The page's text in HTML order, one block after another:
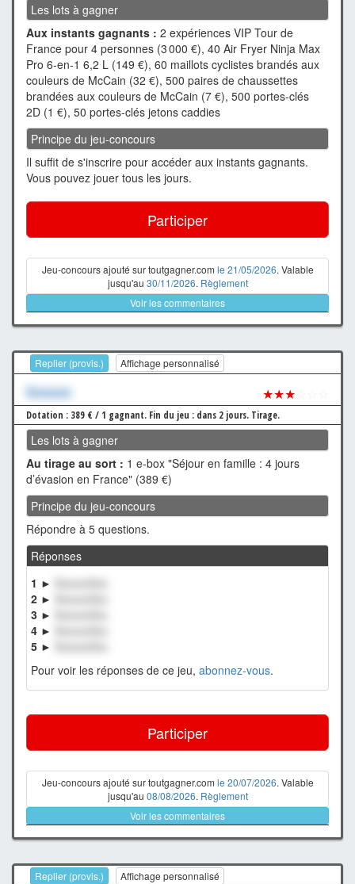
Les lots à gagner
Aux instants gagnants : 2 expériences VIP Tour de
France pour 4 personnes (3 000 €), 40 Air Fryer Ninja Max
Pro 6-en-1 6,2 L (149 €), 60 maillots cyclistes brandés aux
couleurs de McCain (32 €), 500 paires de chaussettes
brandées aux couleurs de McCain (7 €), 500 portes-clés
2D (1 €), 50 portes-clés jetons caddies
Principe du jeu-concours
Il suffit de s'inscrire pour accéder aux instants gagnants.
Vous pouvez jouer tous les jours.
Participer
Jeu-concours ajouté sur toutgagner.com le 21/05/2026. Valable
jusqu'au 30/11/2026. Règlement
Voir les commentaires
Replier (provis.) Affichage personnalisé
Xxxxxxx ★★★
Dotation : 389 € / 1 gagnant. Fin du jeu : dans 2 jours. Tirage.
Les lots à gagner
Au tirage au sort : 1 e-box "Séjour en famille : 4 jours
d’évasion en France" (389 €)
Principe du jeu-concours
Répondre à 5 questions.
Réponses
1 ►
XxxxxxXxx
2 ►
3 ►
4 ►
5 ►
Pour voir les réponses de ce jeu, abonnez-vous.
Participer
Jeu-concours ajouté sur toutgagner.com le 20/07/2026. Valable
jusqu'au 08/08/2026. Règlement
Voir les commentaires
Replier (provis.) Affichage personnalisé